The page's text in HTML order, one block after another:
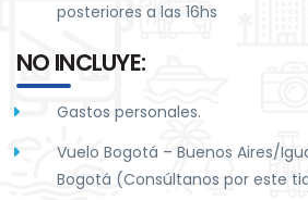
posteriores a las 16hs
NO INCLUYE:
Gastos personales.
Vuelo Bogotá – Buenos Aires/
Bogotá (Consúltanos por este